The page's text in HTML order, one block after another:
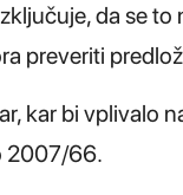
da se to
preveriti
kar bi vplivalo
2007/66.